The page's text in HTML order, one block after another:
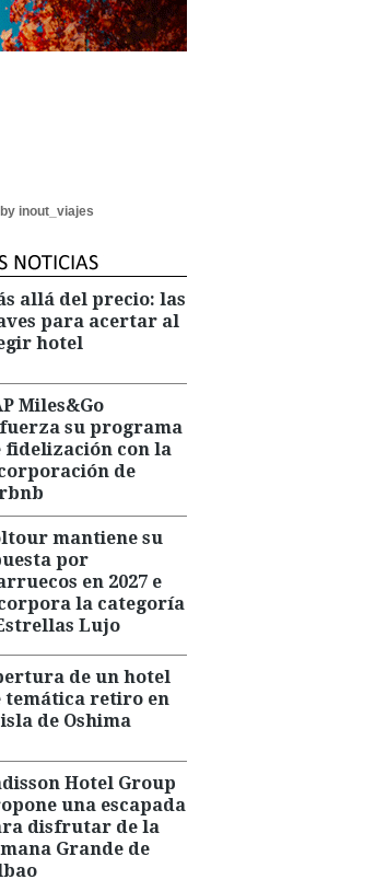
inout_viajes
allá del precio: las
para acertar al
hotel
Miles&Go
su programa
fidelización con la
de
mantiene su
por
en 2027 e
la categoría
Lujo
de un hotel
temática retiro en
de Oshima
Hotel Group
una escapada
disfrutar de la
Grande de